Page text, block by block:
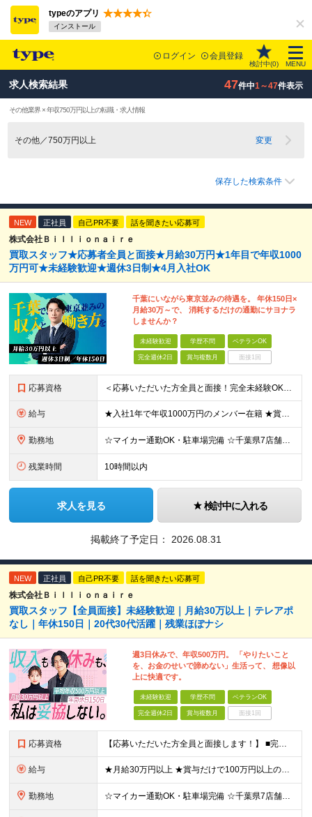
typeのアプリ
インストール
ログイン 会員登録
検討中(0) MENU
求人検索結果 47件中1～47件表示
その他業界 × 年収750万円以上の転職・求人情報
その他／750万円以上 変更
保存した検索条件
NEW 正社員 自己PR不要 話を聞きたい応募可
株式会社Ｂｉｌｌｉｏｎａｉｒｅ
買取スタッフ★応募者全員と面接★月給30万円★1年目で年収1000
万円可★未経験歓迎★週休3日制★4月入社OK
千葉にいながら東京並みの待遇を。 年休150日×
月給30万～で、 消耗するだけの通勤にサヨナラ
しませんか？
未経験歓迎 学歴不問 ベテランOK
完全週休2日 賞与複数月 面接1回
応募資格 ＜応募いただいた方全員と面接！完全未経験OK＞ ★第二新卒・ブランクOK ★転職回数・スキル不問 ★学歴不問 ◎第二新卒も大歓迎 「新卒で入社したけど、環境が合わなくて早期に退職してしまった」 とい
給与 ★入社1年で年収1000万円のメンバー在籍 ★賞与だけで100万円以上の支給実績も ★月給30万円以上 月給30万円～50万円＋賞与年1回（最大3カ月分）＋インセンティブ＋各種手当 ※研修期間中は
勤務地 ☆マイカー通勤OK・駐車場完備 ☆千葉県7店舗で募集 ☆2026年新店舗立ち上げ店舗あり ☆転勤なし 本社、もしくは以下店舗での勤務になります。 【本社】 千葉県印旛郡酒々井町本佐倉457-2
残業時間 10時間以内
求人を見る 検討中に入れる
掲載終了予定日： 2026.08.31
NEW 正社員 自己PR不要 話を聞きたい応募可
株式会社Ｂｉｌｌｉｏｎａｉｒｅ
買取スタッフ【全員面接】未経験歓迎｜月給30万以上｜テレアポ
なし｜年休150日｜20代30代活躍｜残業ほぼナシ
週3日休みで、年収500万円。 「やりたいこと
を、お金のせいで諦めない」生活って、 想像以
上に快適です。
未経験歓迎 学歴不問 ベテランOK
完全週休2日 賞与複数月 面接1回
応募資格 【応募いただいた方全員と面接します！】 ■完全未経験OK ■転職回数・前職・スキル・学歴不問 ■20代～30代活躍中！ ★第二新卒も大歓迎 「新卒で入社したけど、環境が合わなくて早期に退職してしまっ
給与 ★月給30万円以上 ★賞与だけで100万円以上の支給実績も ★1年で年収1000万円のメンバー在籍 ★インセンティブで月20万円獲得した実績も 月給30万円～50万円＋賞与年1回（最大3カ月分）＋イ
勤務地 ☆マイカー通勤OK・駐車場完備 ☆千葉県7店舗で募集 ☆2026年新店舗立ち上げ店舗あり ☆転勤なし 本社、もしくは以下店舗での勤務になります。 【本社】 千葉県印旛郡酒々井町本佐倉457-2